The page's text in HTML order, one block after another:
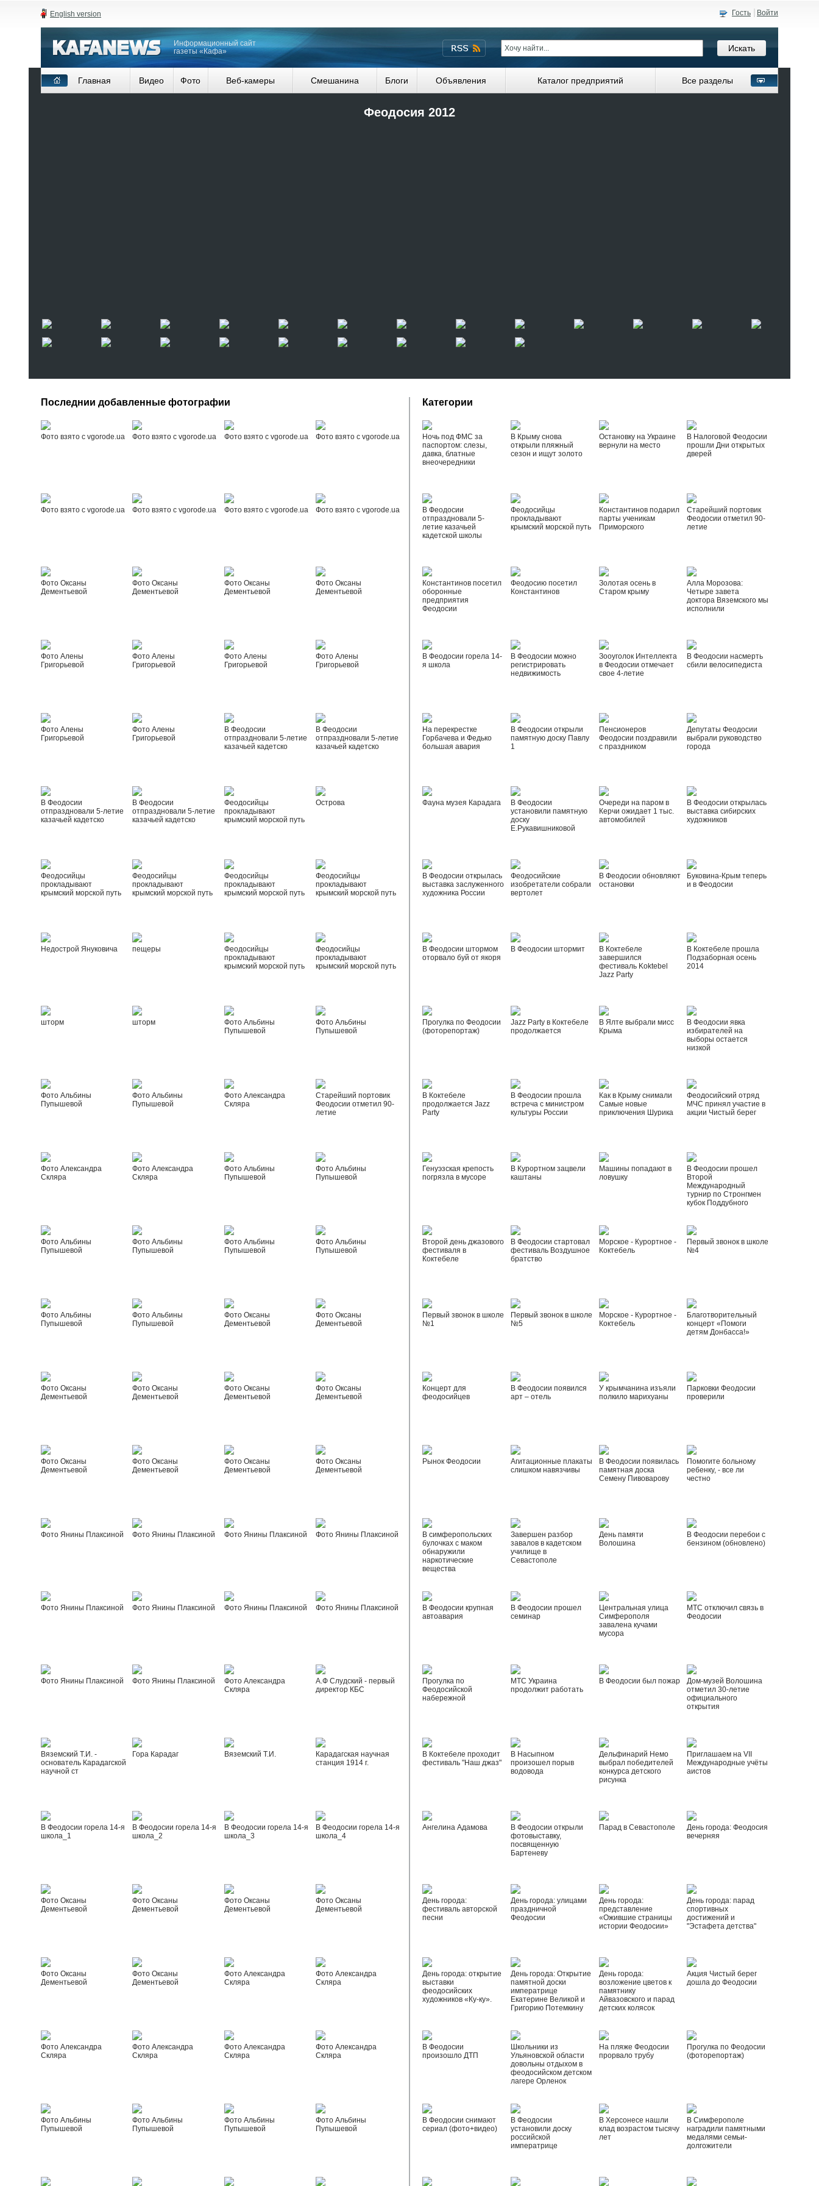
English version Гость Войти
Информационный сайт
газеты «Кафа»
Главная Видео Фото Веб-камеры Смешанина Блоги Объявления Каталог предприятий Все разделы
Феодосия 2012
Последнии добавленные фотографии
Фото взято с vgorode.ua Фото взято с vgorode.ua Фото взято с vgorode.ua Фото взято с vgorode.ua
Фото взято с vgorode.ua Фото взято с vgorode.ua Фото взято с vgorode.ua Фото взято с vgorode.ua
Фото Оксаны
Дементьевой
Фото Оксаны
Дементьевой
Фото Оксаны
Дементьевой
Фото Оксаны
Дементьевой
Фото Алены
Григорьевой
Фото Алены
Григорьевой
Фото Алены
Григорьевой
Фото Алены
Григорьевой
Фото Алены
Григорьевой
Фото Алены
Григорьевой
В Феодосии
отпраздновали 5-летие
казачьей кадетско
В Феодосии
отпраздновали 5-летие
казачьей кадетско
В Феодосии
отпраздновали 5-летие
казачьей кадетско
В Феодосии
отпраздновали 5-летие
казачьей кадетско
Феодосийцы
прокладывают
крымский морской путь
Острова
Феодосийцы
прокладывают
крымский морской путь
Феодосийцы
прокладывают
крымский морской путь
Феодосийцы
прокладывают
крымский морской путь
Феодосийцы
прокладывают
крымский морской путь
Недострой Януковича пещеры
Феодосийцы
прокладывают
крымский морской путь
Феодосийцы
прокладывают
крымский морской путь
шторм шторм
Фото Альбины
Пупышевой
Фото Альбины
Пупышевой
Фото Альбины
Пупышевой
Фото Альбины
Пупышевой
Фото Александра
Скляра
Старейший портовик
Феодосии отметил 90-
летие
Фото Александра
Скляра
Фото Александра
Скляра
Фото Альбины
Пупышевой
Фото Альбины
Пупышевой
Фото Альбины
Пупышевой
Фото Альбины
Пупышевой
Фото Альбины
Пупышевой
Фото Альбины
Пупышевой
Фото Альбины
Пупышевой
Фото Альбины
Пупышевой
Фото Оксаны
Дементьевой
Фото Оксаны
Дементьевой
Фото Оксаны
Дементьевой
Фото Оксаны
Дементьевой
Фото Оксаны
Дементьевой
Фото Оксаны
Дементьевой
Фото Оксаны
Дементьевой
Фото Оксаны
Дементьевой
Фото Оксаны
Дементьевой
Фото Оксаны
Дементьевой
Фото Янины Плаксиной Фото Янины Плаксиной Фото Янины Плаксиной Фото Янины Плаксиной
Фото Янины Плаксиной Фото Янины Плаксиной Фото Янины Плаксиной Фото Янины Плаксиной
Фото Янины Плаксиной Фото Янины Плаксиной
Фото Александра
Скляра
А.Ф Слудский - первый
директор КБС
Вяземский Т.И. -
основатель Карадагской
научной ст
Гора Карадаг Вяземский Т.И.
Карадагская научная
станция 1914 г.
В Феодосии горела 14-я
школа_1
В Феодосии горела 14-я
школа_2
В Феодосии горела 14-я
школа_3
В Феодосии горела 14-я
школа_4
Фото Оксаны
Дементьевой
Фото Оксаны
Дементьевой
Фото Оксаны
Дементьевой
Фото Оксаны
Дементьевой
Фото Оксаны
Дементьевой
Фото Оксаны
Дементьевой
Фото Александра
Скляра
Фото Александра
Скляра
Фото Александра
Скляра
Фото Александра
Скляра
Фото Александра
Скляра
Фото Александра
Скляра
Фото Альбины
Пупышевой
Фото Альбины
Пупышевой
Фото Альбины
Пупышевой
Фото Альбины
Пупышевой
Категории
Ночь под ФМС за
паспортом: слезы,
давка, блатные
внеочередники
В Крыму снова
открыли пляжный
сезон и ищут золото
Остановку на Украине
вернули на место
В Налоговой Феодосии
прошли Дни открытых
дверей
В Феодосии
отпраздновали 5-
летие казачьей
кадетской школы
Феодосийцы
прокладывают
крымский морской путь
Константинов подарил
парты ученикам
Приморского
Старейший портовик
Феодосии отметил 90-
летие
Константинов посетил
оборонные
предприятия
Феодосии
Феодосию посетил
Константинов
Золотая осень в
Старом крыму
Алла Морозова:
Четыре завета
доктора Вяземского мы
исполнили
В Феодосии горела 14-
я школа
В Феодосии можно
регистрировать
недвижимость
Зооуголок Интеллекта
в Феодосии отмечает
свое 4-летие
В Феодосии насмерть
сбили велосипедиста
На перекрестке
Горбачева и Федько
большая авария
В Феодосии открыли
памятную доску Павлу
1
Пенсионеров
Феодосии поздравили
с праздником
Депутаты Феодосии
выбрали руководство
города
Фауна музея Карадага
В Феодосии
установили памятную
доску
Е.Рукавишниковой
Очереди на паром в
Керчи ожидает 1 тыс.
автомобилей
В Феодосии открылась
выставка сибирских
художников
В Феодосии открылась
выставка заслуженного
художника России
Феодосийские
изобретатели собрали
вертолет
В Феодосии обновляют
остановки
Буковина-Крым теперь
и в Феодосии
В Феодосии штормом
оторвало буй от якоря
В Феодосии штормит
В Коктебеле
завершился
фестиваль Koktebel
Jazz Party
В Коктебеле прошла
Подзаборная осень
2014
Прогулка по Феодосии
(фоторепортаж)
Jazz Party в Коктебеле
продолжается
В Ялте выбрали мисс
Крыма
В Феодосии явка
избирателей на
выборы остается
низкой
В Коктебеле
продолжается Jazz
Party
В Феодосии прошла
встреча с министром
культуры России
Как в Крыму снимали
Самые новые
приключения Шурика
Феодосийский отряд
МЧС принял участие в
акции Чистый берег
Генуэзская крепость
погрязла в мусоре
В Курортном зацвели
каштаны
Машины попадают в
ловушку
В Феодосии прошел
Второй
Международный
турнир по Стронгмен
кубок Поддубного
Второй день джазового
фестиваля в
Коктебеле
В Феодосии стартовал
фестиваль Воздушное
братство
Морское - Курортное -
Коктебель
Первый звонок в школе
№4
Первый звонок в школе
№1
Первый звонок в школе
№5
Морское - Курортное -
Коктебель
Благотворительный
концерт «Помоги
детям Донбасса!»
Концерт для
феодосийцев
В Феодосии появился
арт – отель
У крымчанина изъяли
полкило марихуаны
Парковки Феодосии
проверили
Рынок Феодосии
Агитационные плакаты
слишком навязчивы
В Феодосии появилась
памятная доска
Семену Пивоварову
Помогите больному
ребенку, - все ли
честно
В симферопольских
булочках с маком
обнаружили
наркотические
вещества
Завершен разбор
завалов в кадетском
училище в
Севастополе
День памяти
Волошина
В Феодосии перебои с
бензином (обновлено)
В Феодосии крупная
автоавария
В Феодосии прошел
семинар
Центральная улица
Симферополя
завалена кучами
мусора
МТС отключил связь в
Феодосии
Прогулка по
Феодосийской
набережной
МТС Украина
продолжит работать
В Феодосии был пожар
Дом-музей Волошина
отметил 30-летие
официального
открытия
В Коктебеле проходит
фестиваль "Наш джаз"
В Насыпном
произошел порыв
водовода
Дельфинарий Немо
выбрал победителей
конкурса детского
рисунка
Приглашаем на VII
Международные учёты
аистов
Ангелина Адамова
В Феодосии открыли
фотовыставку,
посвященную
Бартеневу
Парад в Севастополе
День города: Феодосия
вечерняя
День города:
фестиваль авторской
песни
День города: улицами
праздничной
Феодосии
День города:
представление
«Ожившие страницы
истории Феодосии»
День города: парад
спортивных
достижений и
"Эстафета детства"
День города: открытие
выставки
феодосийских
художников «Ку-ку».
День города: Открытие
памятной доски
императрице
Екатерине Великой и
Григорию Потемкину
День города:
возложение цветов к
памятнику
Айвазовского и парад
детских колясок
Акция Чистый берег
дошла до Феодосии
В Феодосии
произошло ДТП
Школьники из
Ульяновской области
довольны отдыхом в
феодосийском детском
лагере Орленок
На пляже Феодосии
прорвало трубу
Прогулка по Феодосии
(фоторепортаж)
В Феодосии снимают
сериал (фото+видео)
В Феодосии
установили доску
российской
императрице
В Херсонесе нашли
клад возрастом тысячу
лет
В Симферополе
наградили памятными
медалями семьи-
долгожители